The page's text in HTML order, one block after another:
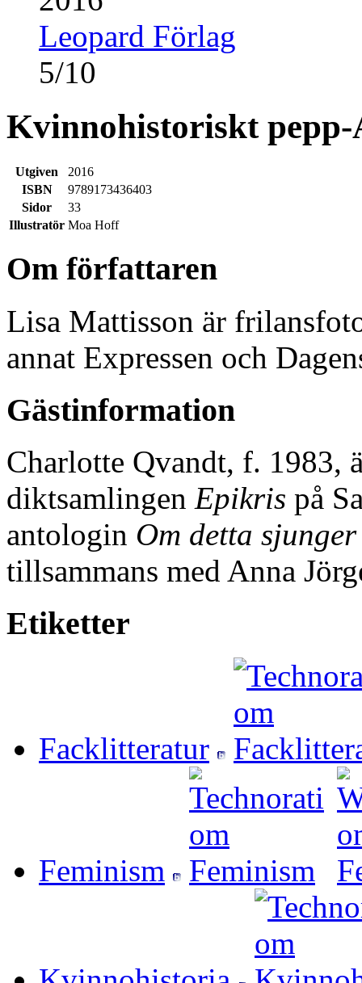
Leopard Förlag
5/10
Kvinnohistoriskt pepp-
Utgiven
2016
ISBN
9789173436403
Sidor
33
Illustratör Moa Hoff
Om författaren
Lisa Mattisson är
annat Expressen och
Gästinformation
Charlotte Qvandt, f. 1983,
diktsamlingen Epikris på
antologin Om detta
tillsammans med Anna
Etiketter
Facklitteratur
Feminism